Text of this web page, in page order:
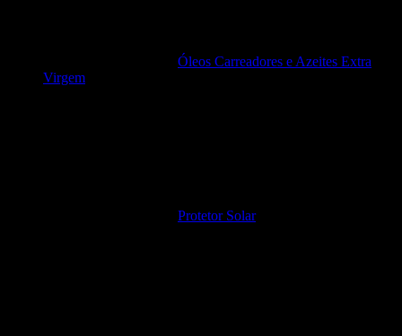
Óleos Carreadores e Azeites Extra
Virgem
Protetor Solar